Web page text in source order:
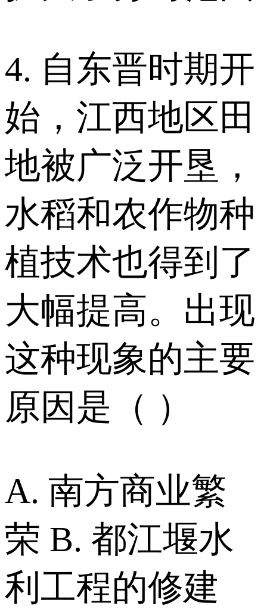
4. 自东晋时期开
始，江西地区田
地被广泛开垦，
水稻和农作物种
植技术也得到了
大幅提高。出现
这种现象的主要
原因是（ ）
A. 南方商业繁
荣 B. 都江堰水
利工程的修建